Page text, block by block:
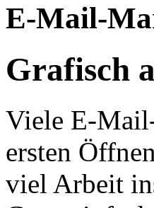
E-Mail-
Grafisch
Viele E-
ersten
viel Arbeit